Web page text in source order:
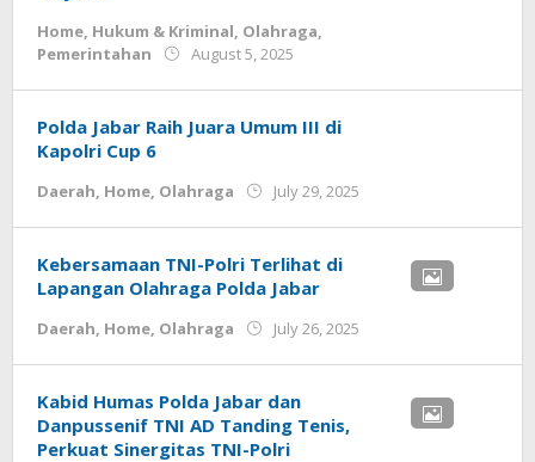
Home, Hukum & Kriminal, Olahraga,
Pemerintahan
August 5, 2025
Polda Jabar Raih Juara Umum III di
Kapolri Cup 6
Daerah, Home, Olahraga July 29, 2025
Kebersamaan TNI-Polri Terlihat di
Lapangan Olahraga Polda Jabar
Daerah, Home, Olahraga July 26, 2025
Kabid Humas Polda Jabar dan
Danpussenif TNI AD Tanding Tenis,
Perkuat Sinergitas TNI-Polri